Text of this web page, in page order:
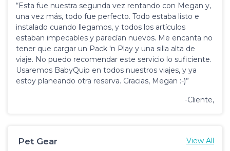
“Esta fue nuestra segunda vez rentando con Megan y,
una vez más, todo fue perfecto. Todo estaba listo e
instalado cuando llegamos, y todos los artículos
estaban impecables y parecían nuevos. Me encanta no
tener que cargar un Pack 'n Play y una silla alta de
viaje. No puedo recomendar este servicio lo suficiente.
Usaremos BabyQuip en todos nuestros viajes, y ya
estoy planeando otra reserva. Gracias, Megan :-)”
-Cliente,
Pet Gear View All